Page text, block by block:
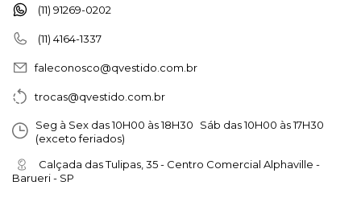
(11) 91269-0202
(11) 4164-1337
faleconosco@qvestido.com.br
trocas@qvestido.com.br
Seg à Sex das 10H00 às 18H30 Sáb das 10H00 às 17H30
(exceto feriados)
Calçada das Tulipas, 35 - Centro Comercial Alphaville -
Barueri - SP